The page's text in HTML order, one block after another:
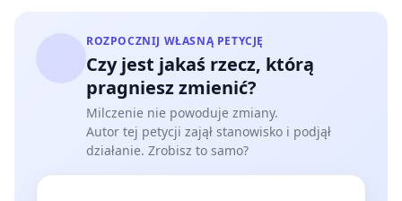
ROZPOCZNIJ WŁASNĄ PETYCJĘ
Czy jest jakaś rzecz, którą
pragniesz zmienić?
Milczenie nie powoduje zmiany.
Autor tej petycji zajął stanowisko i podjął
działanie. Zrobisz to samo?